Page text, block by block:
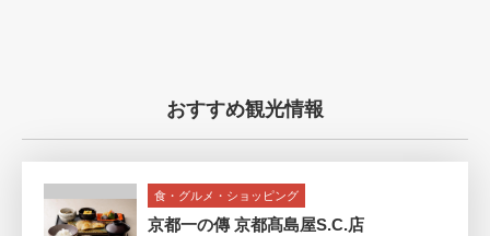
おすすめ観光情報
食・グルメ・ショッピング
京都一の傳 京都髙島屋S.C.店